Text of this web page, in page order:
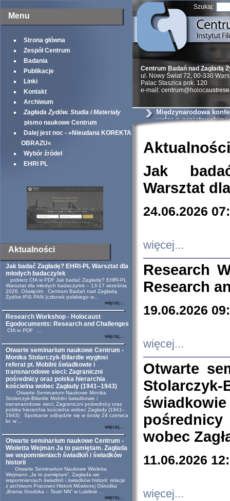
Menu
Strona główna
Zespół Centrum
Badania
Publikacje
Linki
Kontakt
Archiwum
Zagłada Żydów. Studia i Materiały
pismo naukowe Centrum
Dalej jest noc - »Nieudana KOREKTA
OBRAZU«
Wybór źródeł
EHRI PL
Aktualności
Jak badać Zagładę? EHRI-PL Warsztat dla
młodych badaczy/ek
pobierz CfA w PDF Jak badać Zagładę? EHRI-PL
Warsztat dla młodych badaczy/ek – 13-17 września
2026, Oświęcim Centrum Badań nad Zagładą
Żydów IFiS PAN (członek polskiego w...
więcej...
Research Workshop - Holocaust
Egodocuments: Research and Challenges
CfA in PDF ...
więcej...
Otwarte seminarium naukowe Centrum -
Monika Stolarczyk-Bilardie wygłosi
referat pt. Mobilni świadkowie i
transnarodowe sieci: Zagraniczni
pośrednicy oraz polska hierarchia
kościelna wobec Zagłady (1941–1943)
Otwarte Seminarium Naukowe Monika
Stolarczyk-Bilardie Mobilni świadkowie i
transnarodowe sieci: Zagraniczni pośrednicy oraz
polska hierarchia kościelna wobec Zagłady (1941–
1943) Spotkanie odbędzie się w środę 24 czerwca
br. w ...
więcej...
Otwarte seminarium naukowe Centrum -
Wioletta Wejman Ja to pamiętam. Zagłada
we wspomnieniach świadkiń i świadków
historii
Otwarte Seminarium Naukowe Wioletta
Wejmann „Ja to pamiętam”. Zagłada we
wspomnieniach świadkiń i świadków historii: relacje
z archiwum Pracowni Historii Mówionej Ośrodka
„Brama Grodzka – Teatr NN” w Lublinie ...
więcej...
Szukaj:
Centrum Badań nad Zagładą
ul. Nowy Świat 72, 00-330
Palac Staszica pok. 120
e-mail:
Międzynarodowa
walce z nazistowskimi
Aktualności
Jak
Warsztat
24.06.2026
więcej...
Research
Research
19.06.2026
więcej...
Otwarte
wobec
11.06.2026
więcej...